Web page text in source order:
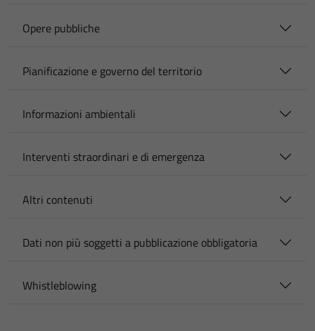
Opere pubbliche
Pianificazione e governo del territorio
Informazioni ambientali
Interventi straordinari e di emergenza
Altri contenuti
Dati non più soggetti a pubblicazione obbligatoria
Whistleblowing